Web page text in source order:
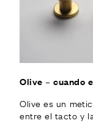
Olive – cuando
Olive es un
entre el tacto y